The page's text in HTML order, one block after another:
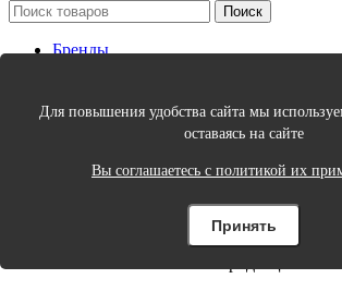
Поиск
Бренды
Спальня
Порядок в доме
Одежда для дома и аксессуары
Цены на сайте могут быть
Для повышения удобства сайта мы
оставаясь на сайте
Вы соглашаетесь с политикой их
Принять